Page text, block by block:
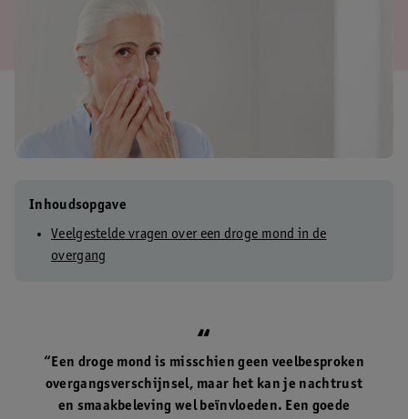
Inhoudsopgave
Veelgestelde vragen over een droge mond in de
overgang
“Een droge mond is misschien geen veelbesproken
overgangsverschijnsel, maar het kan je nachtrust
en smaakbeleving wel beïnvloeden. Een goede